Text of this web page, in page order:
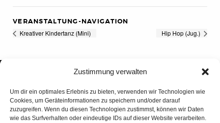
Zustimmung verwalten
Um dir ein optimales Erlebnis zu bieten, verwenden wir Technologien wie
Cookies, um Geräteinformationen zu speichern und/oder darauf
zuzugreifen. Wenn du diesen Technologien zustimmst, können wir Daten
wie das Surfverhalten oder eindeutige IDs auf dieser Website verarbeiten.
VERANSTALTUNG-NAVIGATION
Kreativer Kindertanz (Mini) Hip Hop (Jug.)